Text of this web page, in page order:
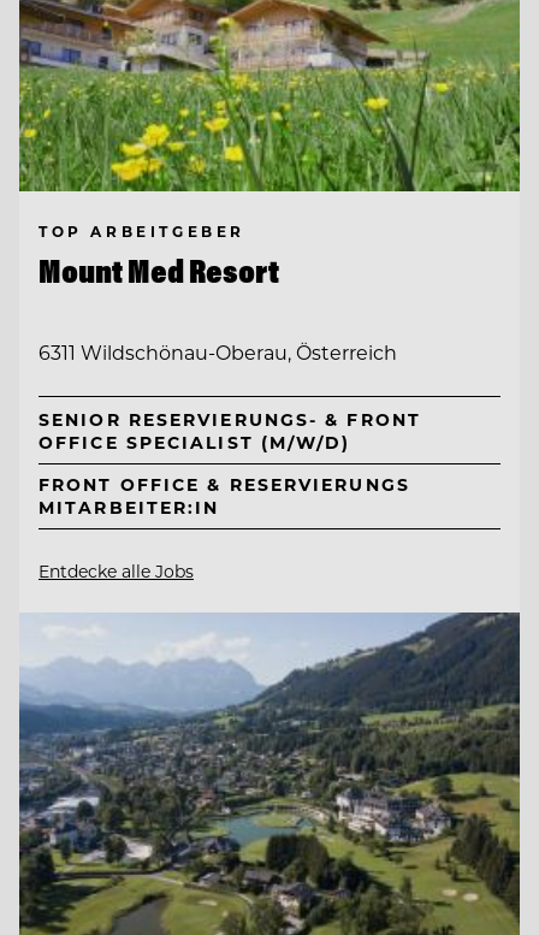
TOP ARBEITGEBER
Mount Med Resort
6311 Wildschönau-Oberau, Österreich
SENIOR RESERVIERUNGS- & FRONT
OFFICE SPECIALIST (M/W/D)
FRONT OFFICE & RESERVIERUNGS
MITARBEITER:IN
Entdecke alle Jobs